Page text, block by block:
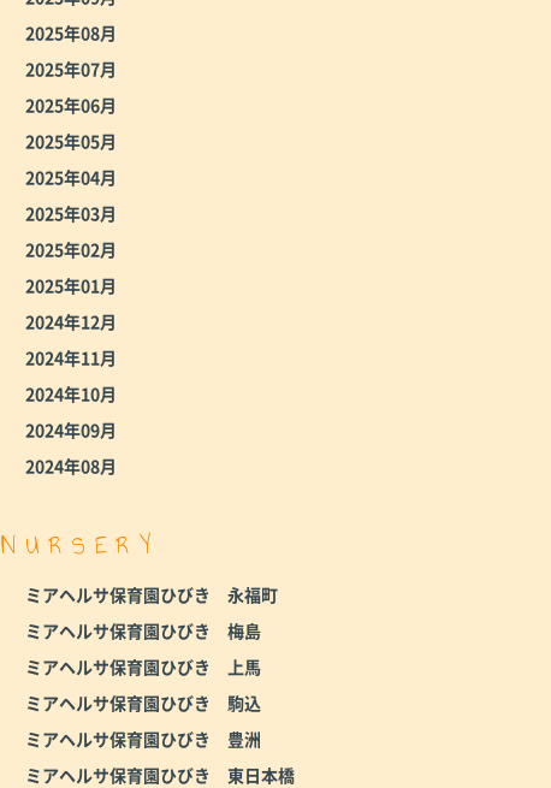
2025年08月
2025年07月
2025年06月
2025年05月
2025年04月
2025年03月
2025年02月
2025年01月
2024年12月
2024年11月
2024年10月
2024年09月
2024年08月
NURSERY
ミアヘルサ保育園ひびき 永福町
ミアヘルサ保育園ひびき 梅島
ミアヘルサ保育園ひびき 上馬
ミアヘルサ保育園ひびき 駒込
ミアヘルサ保育園ひびき 豊洲
ミアヘルサ保育園ひびき 東日本橋